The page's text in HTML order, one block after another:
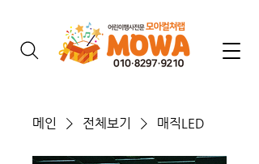
메인 전체보기 매직LED